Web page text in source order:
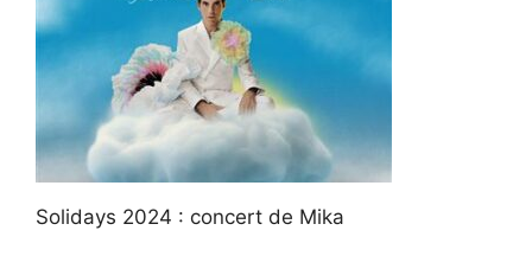
Solidays 2024 : concert de Mika